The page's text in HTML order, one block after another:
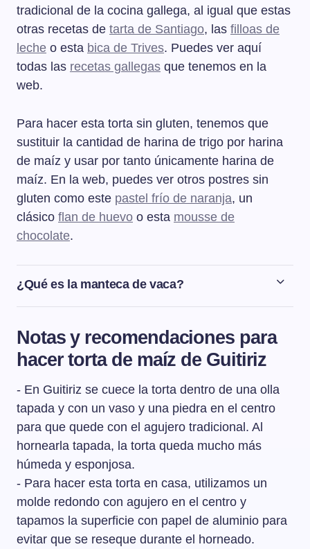
tradicional de la cocina gallega, al igual que estas
otras recetas de tarta de Santiago, las filloas de
leche o esta bica de Trives. Puedes ver aquí
todas las recetas gallegas que tenemos en la
web.
Para hacer esta torta sin gluten, tenemos que
sustituir la cantidad de harina de trigo por harina
de maíz y usar por tanto únicamente harina de
maíz. En la web, puedes ver otros postres sin
gluten como este pastel frío de naranja, un
clásico flan de huevo o esta mousse de
chocolate.
¿Qué es la manteca de vaca?
La manteca de vaca que utilizamos en esta receta de
clarificada. En Galicia se encuentra fácilmente en
cualquier supermercado y se usa normalmente para
de España es más difícil de conseguir. Si no
encontrásemos la manteca de vaca, podríamos utilizar
mantequilla normal o intentar hacer en casa la
mantequilla clarificada. Haciendo un pequeño resumen,
para prepararla en casa hay que partir de mantequilla,
se calienta en un cazo a fuego lento unos minutos y se
formarán 3 capas diferenciadas que veremos mejor si la
pasamos a un recipiente de cristal. Una vez haya
enfriado, veremos que en la parte de abajo hay un
líquido blanquecino que es el suero y desecharemos, en
Notas y recomendaciones para
hacer torta de maíz de Guitiriz
- En Guitiriz se cuece la torta dentro de una olla
tapada y con un vaso y una piedra en el centro
para que quede con el agujero tradicional. Al
hornearla tapada, la torta queda mucho más
húmeda y esponjosa.
- Para hacer esta torta en casa, utilizamos un
molde redondo con agujero en el centro y
tapamos la superficie con papel de aluminio para
evitar que se reseque durante el horneado.